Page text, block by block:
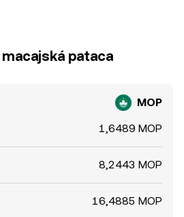
pataca
MOP
1,6489 MOP
8,2443 MOP
16,4885 MOP